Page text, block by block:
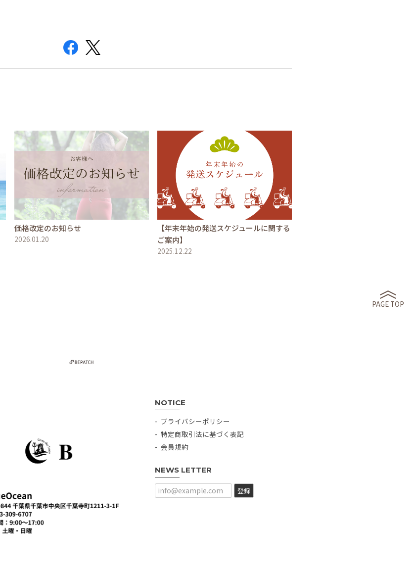
価格改定のお知らせ
2026.01.20
【年末年始の発送スケジュールに関する
ご案内】
2025.12.22
PAGE TOP
NOTICE
プライバシーポリシー
特定商取引法に基づく表記
会員規約
NEWS LETTER
登録